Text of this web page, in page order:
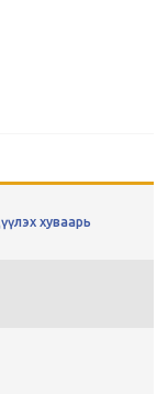
хуваарь